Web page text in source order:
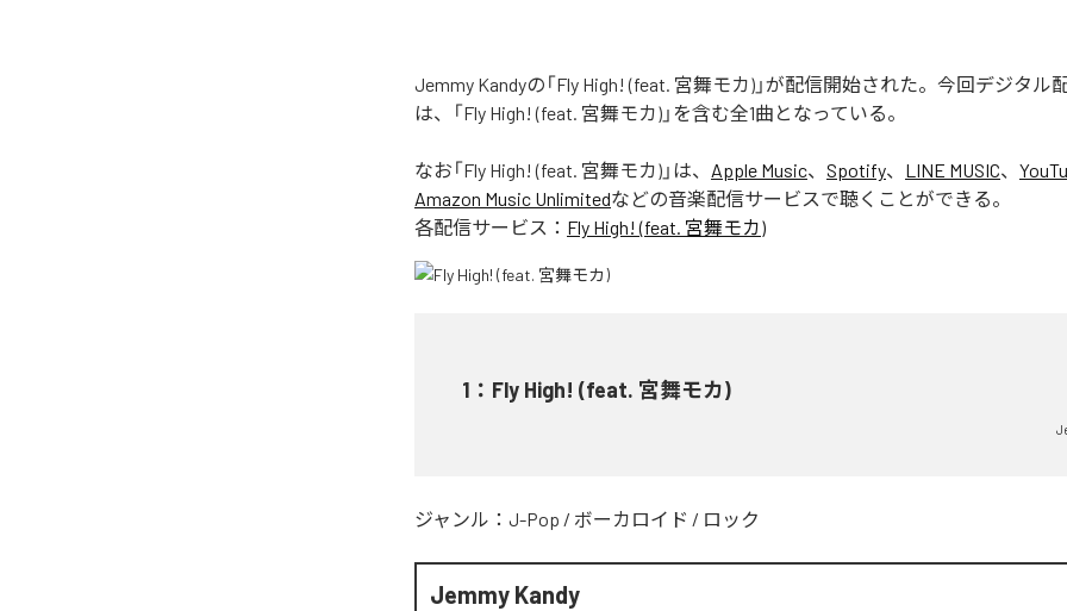
Jemmy Kandyの「Fly High! (feat. 宮舞モカ)」が配信開始された。今回デジタル
は、「Fly High! (feat. 宮舞モカ)」を含む全1曲となっている。
なお「Fly High! (feat. 宮舞モカ) 」は、 Apple Music、 Spotify、 LINE MUSIC、
Amazon Music Unlimitedなどの音楽配信サービスで聴くことができる。
各配信サービス： Fly High! (feat. 宮舞モカ)
1 ： Fly High! (feat. 宮舞モカ)
ジャンル： J-Pop / ボーカロイド / ロック
Jemmy Kandy